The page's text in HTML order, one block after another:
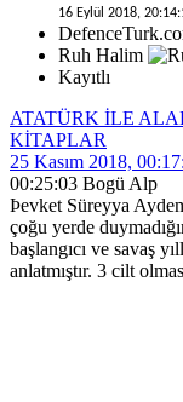
16 Eylül 2018,
Ruh Halim
Kayıtlı
ATATÜRK İLE
KİTAPLAR
25 Kasım 2018,
00:25:03 Bogü Alp
Þevket Süreyya
çoğu yerde
başlangıcı ve savaş
anlatmıştır. 3 cilt